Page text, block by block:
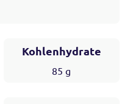
Kohlenhydrate
85 g